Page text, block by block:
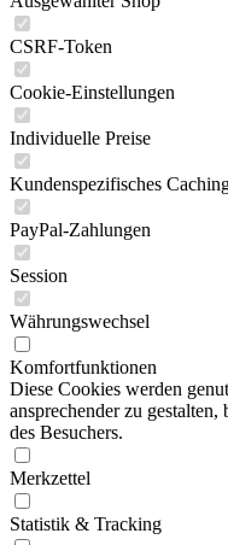
CSRF-Token
Cookie-Einstellungen
Individuelle Preise
Kundenspezifisches
PayPal-Zahlungen
Session
Währungswechsel
Komfortfunktionen
Diese Cookies werden
ansprechender zu
des Besuchers.
Merkzettel
Statistik & Tracking